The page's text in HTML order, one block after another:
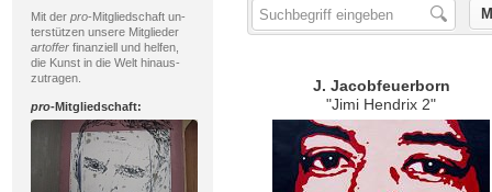
Fokus-Werke
Neue Werke – Auswahl
Mit der pro-Mitgliedschaft un-
terstützen unsere Mitglieder
artofferfinanziell und helfen,
die Kunst in die Welt hinaus-
zutragen.
pro-Mitgliedschaft:
J. Jacobfeuerborn
"Jimi Hendrix 2"